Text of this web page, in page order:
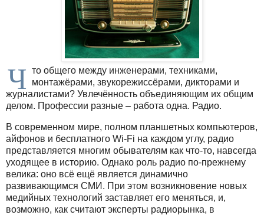
Ч то общего между инженерами, техниками,
монтажёрами, звукорежиссёрами, дикторами и
журналистами? Увлечённость объединяющим их общим
делом. Профессии разные – работа одна. Радио.
В современном мире, полном планшетных компьютеров,
айфонов и бесплатного Wi-Fi на каждом углу, радио
представляется многим обывателям как что-то, навсегда
уходящее в историю. Однако роль радио по-прежнему
велика: оно всё ещё является динамично
развивающимся СМИ. При этом возникновение новых
медийных технологий заставляет его меняться, и,
возможно, как считают эксперты радиорынка, в